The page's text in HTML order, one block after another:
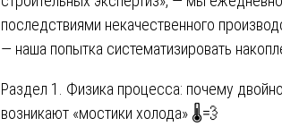
последствиями некачественного
— наша попытка систематизировать
Раздел 1. Физика процесса: почему
возникают «мостики холода» 🌡️💨